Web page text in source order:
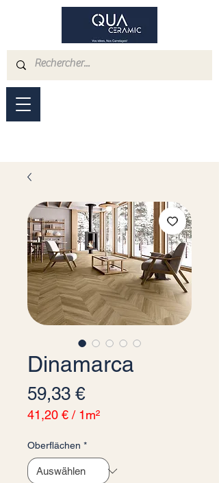
Dinamarca
59,33 €Preis
41,20 € / 1m²
pro
1
Quadratmeter
Oberflächen *